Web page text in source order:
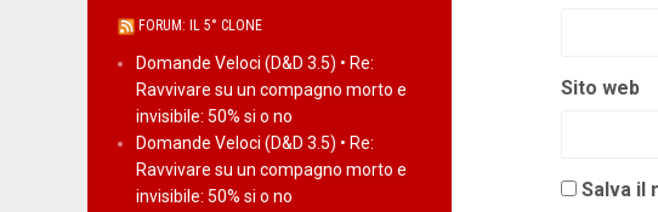
FORUM: IL 5° CLONE
Domande Veloci (D&D 3.5) • Re:
Ravvivare su un compagno morto e
invisibile: 50% si o no
Domande Veloci (D&D 3.5) • Re:
Ravvivare su un compagno morto e
invisibile: 50% si o no
Sito web
Salva il